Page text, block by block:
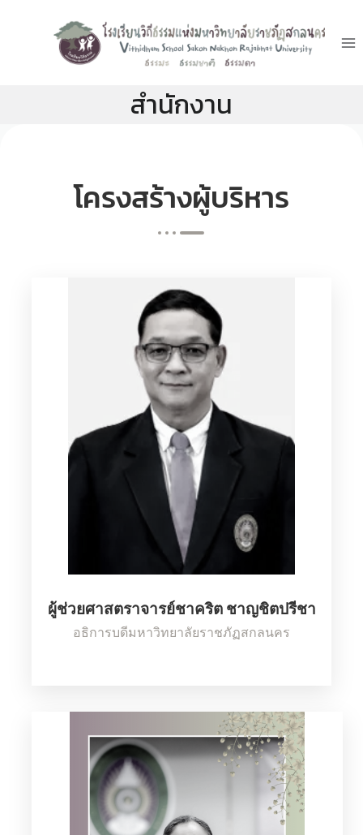
สำนักงาน
โครงสร้างผู้บริหาร
ผู้ช่วยศาสตราจารย์ชาคริต ชาญชิตปรีชา
อธิการบดีมหาวิทยาลัยราชภัฏสกลนคร